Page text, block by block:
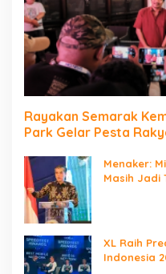
Rayakan Semarak
Park Gelar Pesta
Menaker:
Masih Jadi
XL Raih
Indonesia